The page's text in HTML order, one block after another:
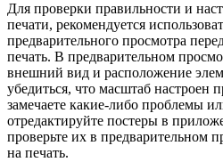
Для проверки правильности и
печати, рекомендуется
предварительного просмотра
печать. В предварительном
внешний вид и расположение
убедиться, что масштаб настроен
замечаете какие-либо проблемы
отредактируйте постеры в
проверьте их в предварительном
на печать.